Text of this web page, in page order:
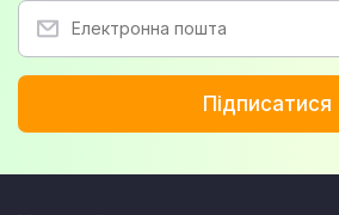
Підписатися